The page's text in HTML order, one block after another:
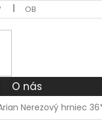
OBCHODNÉ
O nás
Nerezový hrniec